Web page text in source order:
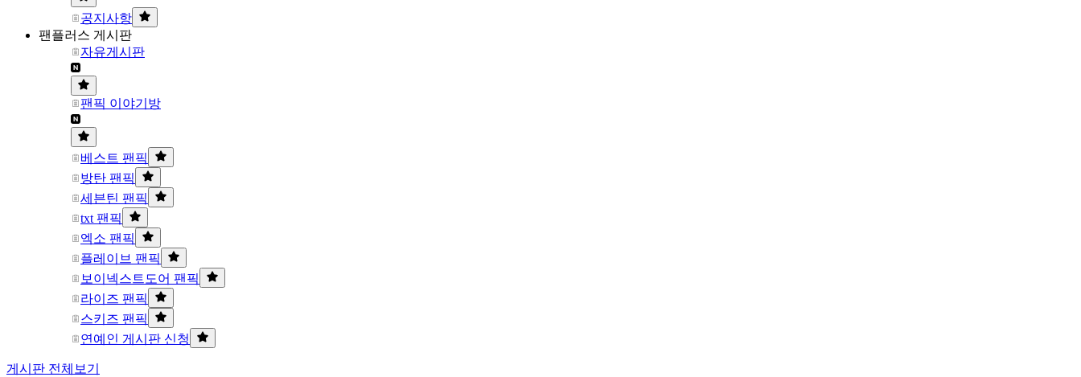
공지사항
팬플러스 게시판
자유게시판
팬픽 이야기방
베스트 팬픽
방탄 팬픽
세븐틴 팬픽
txt 팬픽
엑소 팬픽
플레이브 팬픽
보이넥스트도어 팬픽
라이즈 팬픽
스키즈 팬픽
연예인 게시판 신청
게시판 전체보기